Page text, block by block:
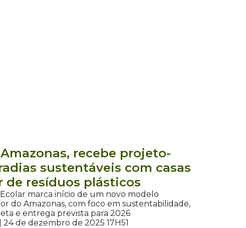
recebe projeto-
sustentáveis com casas
de resíduos plásticos
marca início de um novo modelo
do Amazonas, com foco em sustentabilidade,
e entrega prevista para 2026
| 24 de dezembro de 2025 17H51